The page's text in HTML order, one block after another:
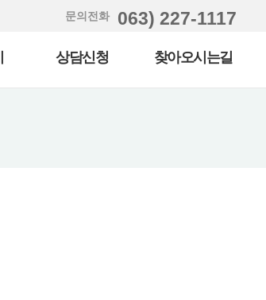
문의전화 063) 227-1117
상담신청 찾아오시는길